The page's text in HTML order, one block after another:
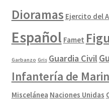
Dioramas Ejercito del
Español Famet
Garbanzo Gris Guardia Civil
Infantería de
Miscelánea Naciones Unidas